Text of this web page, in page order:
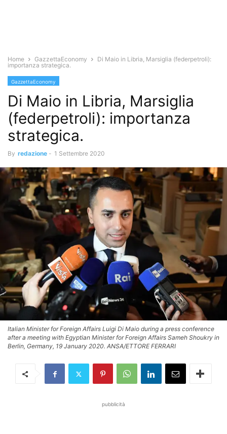
Home GazzettaEconomy
Di Maio in Libria, Marsiglia (federpetroli):
importanza strategica.
GazzettaEconomy
Di Maio in Libria, Marsiglia
(federpetroli): importanza
strategica.
By redazione - 1 Settembre 2020
Italian Minister for Foreign Affairs Luigi Di Maio during a press conference
after a meeting with Egyptian Minister for Foreign Affairs Sameh Shoukry in
Berlin, Germany, 19 January 2020. ANSA/ETTORE FERRARI
pubblicità